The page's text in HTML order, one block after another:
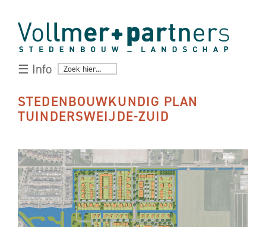
☰ Info
STEDENBOUWKUNDIG PLAN
TUINDERSWEIJDE-ZUID